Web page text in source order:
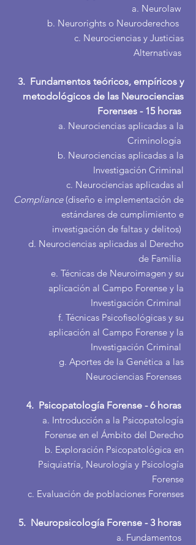
a. Neurolaw
b. Neurorights o Neuroderechos
c. Neurociencias y Justicias
Alternativas
3. Fundamentos teóricos, empíricos y
metodológicos de las Neurociencias
Forenses - 15 horas
a. Neurociencias aplicadas a la
Criminología
b. Neurociencias aplicadas a la
Investigación Criminal
c. Neurociencias aplicadas al
Compliance(diseño e implementación de
estándares de cumplimiento e
investigación de faltas y delitos)
d. Neurociencias aplicadas al Derecho
de Familia
e. Técnicas de Neuroimagen y su
aplicación al Campo Forense y la
Investigación Criminal
f. Técnicas Psicofisológicas y su
aplicación al Campo Forense y la
Investigación Criminal
g. Aportes de la Genética a las
Neurociencias Forenses
4. Psicopatología Forense - 6 horas
a. Introducción a la Psicopatología
Forense en el Ámbito del Derecho
b. Exploración Psicopatológica en
Psiquiatría, Neurología y Psicología
Forense
c. Evaluación de poblaciones Forenses
5. Neuropsicología Forense - 3 horas
a. Fundamentos